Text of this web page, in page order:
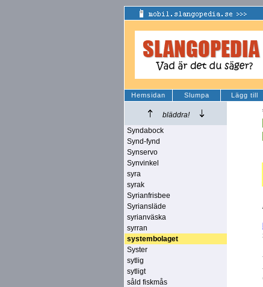
Hemsidan Slumpa Lägg till
bläddra!
Syndabock
Synd-fynd
Synservo
Synvinkel
syra
syrak
Syrianfrisbee
Syriansläde
syrianväska
syrran
systembolaget
Syster
sytlig
sytligt
såld fiskmås